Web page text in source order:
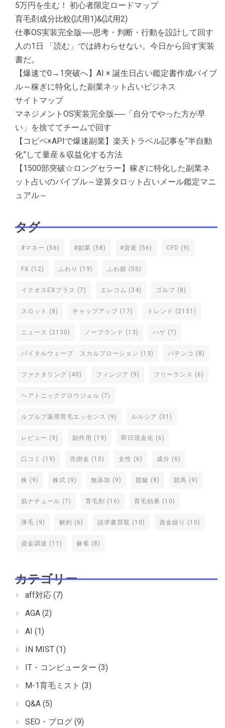
5万円を生む！ 初心者限定ロードマップ
育毛剤成分比較(試用1)&(試用2)
仕事OS実装完全版──思考・判断・行動を設計して回す
人の1日 「読む」では終わらせない。今日から回す実装
書だ。
【爆速で0→1突破へ】AI × 誕生日占い鑑定書作成バイブ
ル～稼ぎに特化した副業ネット占いビジネス
サイトマップ
マネジメントOS実装完全版──「自分でやった方が早
い」を捨ててチームで回す
【コピペ×APIで爆速副業】楽天トラベル記事を“半自動
化”して量産＆収益化する方法
【1500部突破☆ロングセラー】稼ぎに特化した副業ネ
ット占いのバイブル～逆算タロット占いメール鑑定マニ
ュアル～
タグ
#マネー (56) #副業 (58) #資産 (56) CFD (9)
FX (12) ふわり (19) ふわ姫 (55)
イクオスEXプラス (7) エレコム (34) ゴルフ (8)
スロット (8) チャップアップ (17) トレンド (2131)
ニュース (2130) ノーブランド (13) ハゲ (7)
バイタルウェーブ スカルプローション (13) パチンコ (8)
ファクタリング (40) フィンジア (9) フリーランス (6)
ヘアトニックグロウジェル (7)
ルプルプ薬用育毛エッセンス (9) ルルシア (31)
レビュー (9) 副作用 (19) 即日現金化 (6)
口コミ (19) 売掛金 (10) 女性 (6) 成分 (6)
株 (9) 株式 (9) 無添加 (9) 競艇 (8) 競馬 (9)
肌ナチュール (7) 育毛剤 (16) 育毛効果 (10)
薄毛 (9) 解約 (6) 請求書買取 (10) 資金繰り (10)
資金調達 (11) 麻雀 (8)
カテゴリー
aff対応 (7)
AGA (2)
AI (1)
IN MIST (1)
IT・コンピューター (3)
M-1育毛ミスト (3)
Q&A (5)
SEO・ブログ (9)